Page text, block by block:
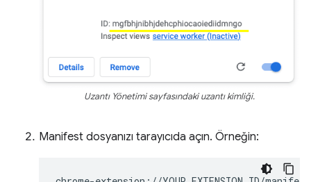
Uzantı Yönetimi sayfasındaki uzantı kimliği.
Manifest dosyanızı tarayıcıda açın. Örneğin: